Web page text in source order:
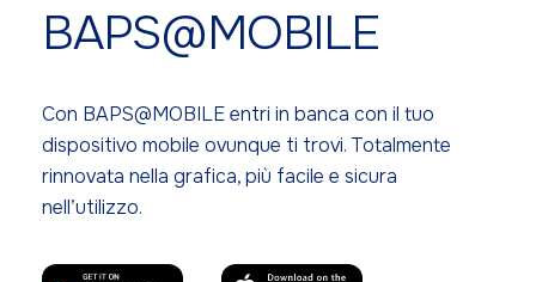
BAPS@MOBILE
Con BAPS@MOBILE entri in banca con il tuo
dispositivo mobile ovunque ti trovi. Totalmente
rinnovata nella grafica, più facile e sicura
nell’utilizzo.